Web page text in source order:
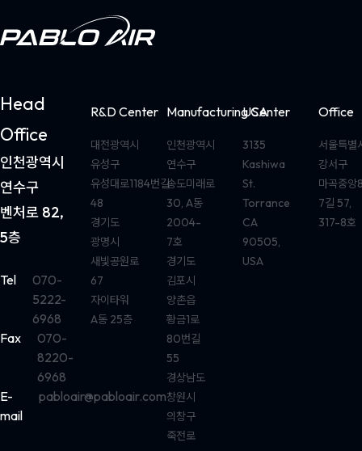
Head
Office
인천광역시
연수구
벤처로 82,
5층
Tel
070-
5222-
6968
Fax
070-
8220-
6968
E-
mail
pabloair@pabloair.com
R&D Center
대전광역시
유성구
유성대로1184번길
48
경기도
광명시
새빛공원로
67
자이타워
A동 25층
Manufacturing Center
인천광역시
연수구
송도미래로
30, A동
2004-
7호
경기도
김포시
양촌읍
황금1로
80번길
55
경상남도
창원시
의창구
죽전로
USA
3135
Kashiwa
St.
Torrance
CA
90505,
USA
Office
서울특별
강서구
마곡중앙
7길 57,
317-8호